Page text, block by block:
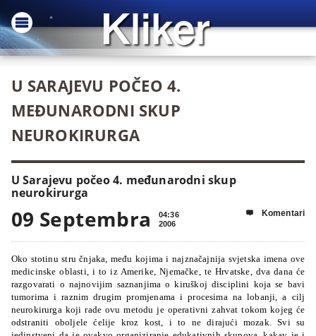
U SARAJEVU POČEO 4.
MEĐUNARODNI SKUP
NEUROKIRURGA
U Sarajevu počeo 4. međunarodni skup
neurokirurga
09 Septembra
04:36
2006
 Komentari
Oko stotinu stru čnjaka, među kojima i najznačajnija svjetska imena ove
medicinske oblasti, i to iz Amerike, Njemačke, te Hrvatske, dva dana će
razgovarati o najnovijim saznanjima o kiruškoj disciplini koja se bavi
tumorima i raznim drugim promjenama i procesima na lobanji, a cilj
neurokirurga koji rade ovu metodu je operativni zahvat tokom kojeg će
odstraniti oboljele ćelije kroz kost, i to ne dirajući mozak. Svi su